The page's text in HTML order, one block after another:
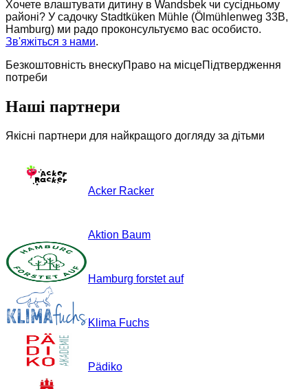
Хочете влаштувати дитину в Wandsbek чи сусідньому
районі? У садочку Stadtküken Mühle (Ölmühlenweg 33B,
Hamburg) ми радо проконсультуємо вас особисто.
Зв'яжіться з нами.
Безкоштовність внескуПраво на місцеПідтвердження
потреби
Наші партнери
Якісні партнери для найкращого догляду за дітьми
Acker Racker
Aktion Baum
Hamburg forstet auf
Klima Fuchs
Pädiko